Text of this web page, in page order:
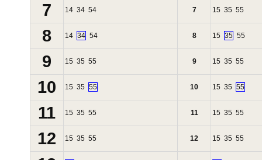
7 14 34 54 7 15 35 55
8 14 34 54 8 15 35 55
9 15 35 55 9 15 35 55
10 15 35 55 10 15 35 55
11 15 35 55 11 15 35 55
12 15 35 55 12 15 35 55